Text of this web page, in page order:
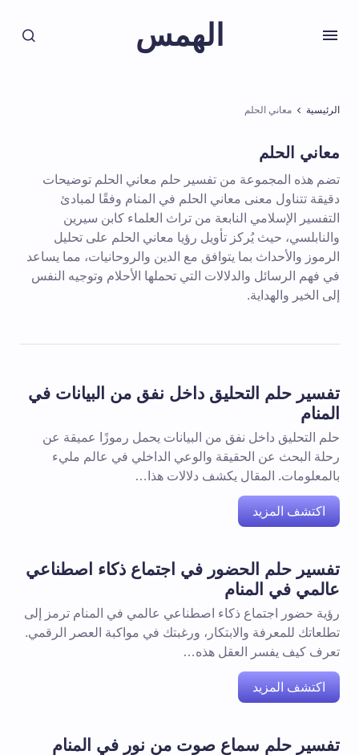
الهمس
الرئيسية معاني الحلم
معاني الحلم
تضم هذه المجموعة من تفسير حلم معاني الحلم توضيحات
دقيقة تتناول معنى معاني الحلم في المنام وفقًا لمبادئ
التفسير الإسلامي النابعة من تراث العلماء كابن سيرين
والنابلسي، حيث يُركز تأويل رؤيا معاني الحلم على تحليل
الرموز والأحداث بما يتوافق مع الدين والروحانيات، مما يساعد
في فهم الرسائل والدلالات التي تحملها الأحلام وتوجيه النفس
إلى الخير والهداية.
تفسير حلم التحليق داخل نفق من البيانات في
المنام
حلم التحليق داخل نفق من البيانات يحمل رموزًا عميقة عن
رحلة البحث عن الحقيقة والوعي الداخلي في عالم مليء
بالمعلومات. المقال يكشف دلالات هذا…
اكتشف المزيد
تفسير حلم الحضور في اجتماع ذكاء اصطناعي
عالمي في المنام
رؤية حضور اجتماع ذكاء اصطناعي عالمي في المنام ترمز إلى
تطلعاتك للمعرفة والابتكار، ورغبتك في مواكبة العصر الرقمي.
تعرف كيف يفسر العقل هذه…
اكتشف المزيد
تفسير حلم سماع صوت من نور في المنام